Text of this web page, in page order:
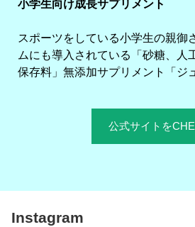
小学生向け成長サプリメント
スポーツをしている小学生の親御
ムにも導入されている「砂糖、人
保存料」無添加サプリメント「ジ
公式サイトを
Instagram